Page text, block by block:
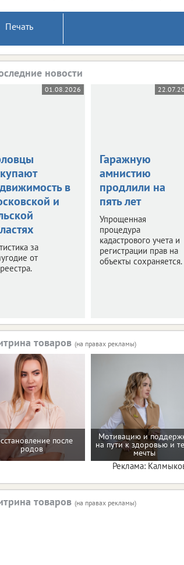
Печать
новости
01.08.2026
в
и
за
от
Гаражную
амнистию
продлили на
пять лет
Упрощенная
процедура
кадастрового учета и
регистрации прав на
объекты сохраняется.
товаров (на правах рекламы)
после
родов
Мотивацию и
на пути к здоровью и
мечты
Реклама:
товаров (на правах рекламы)